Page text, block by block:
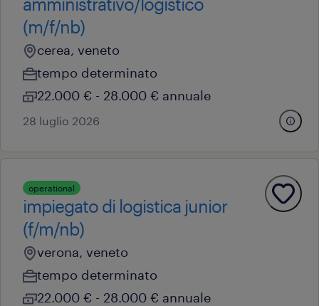
(m/f/nb)
cerea, veneto
tempo determinato
22.000 € - 28.000 € annuale
28 luglio 2026
operational
impiegato di logistica junior
(f/m/nb)
verona, veneto
tempo determinato
22.000 € - 28.000 € annuale